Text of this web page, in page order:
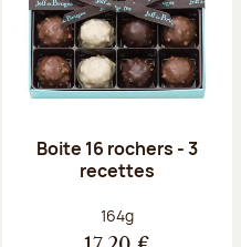
Boite 16 rochers - 3
recettes
Poids net :
164g